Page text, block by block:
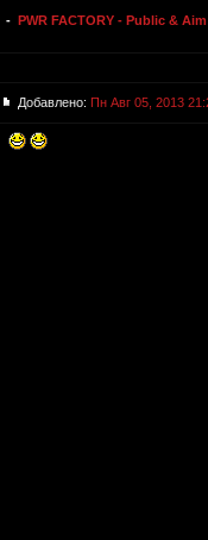
- PWR FACTORY - Public &
Добавлено: Пн Авг 05, 2013